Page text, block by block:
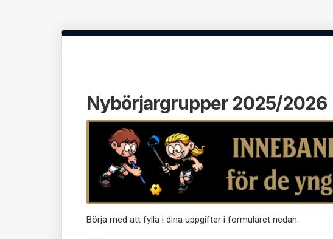
Nybörjargrupper 2025/2026
Börja med att fylla i dina uppgifter i formuläret nedan.